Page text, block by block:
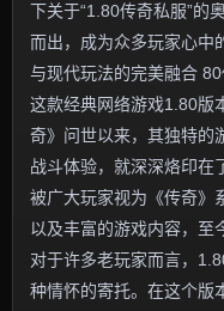
下关于“1.80传奇私服”的
而出，成为众多玩家心中
与现代玩法的完美融合
这款经典网络游戏1.80版
奇》问世以来，其独特的
战斗体验，就深深烙印在
被广大玩家视为《传奇》
以及丰富的游戏内容，至
对于许多老玩家而言，
种情怀的寄托。在这个版